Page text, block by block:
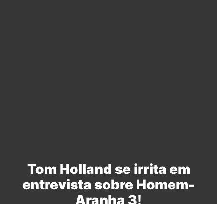
Tom Holland se irrita em
entrevista sobre Homem-
Aranha 3!